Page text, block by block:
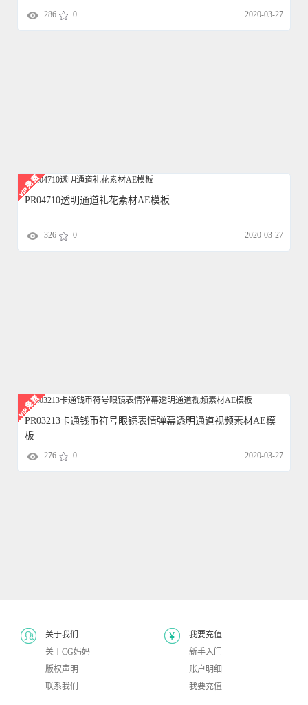
286 0 2020-03-27
PR04710透明通道礼花素材AE模板
326 0 2020-03-27
PR03213卡通钱币符号眼镜表情弹幕透明通道视频素材AE模
板
276 0 2020-03-27
关于我们
关于CG妈妈
版权声明
联系我们
我要充值
新手入门
账户明细
我要充值